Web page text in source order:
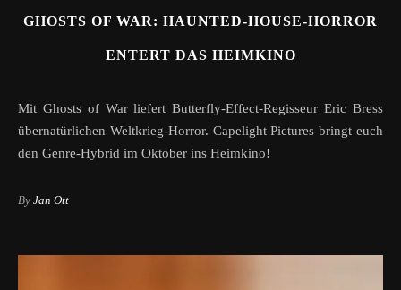
GHOSTS OF WAR: HAUNTED-HOUSE-HORROR
ENTERT DAS HEIMKINO
Mit Ghosts of War liefert Butterfly-Effect-Regisseur Eric Bress
übernatürlichen Weltkrieg-Horror. Capelight Pictures bringt euch
den Genre-Hybrid im Oktober ins Heimkino!
By Jan Ott